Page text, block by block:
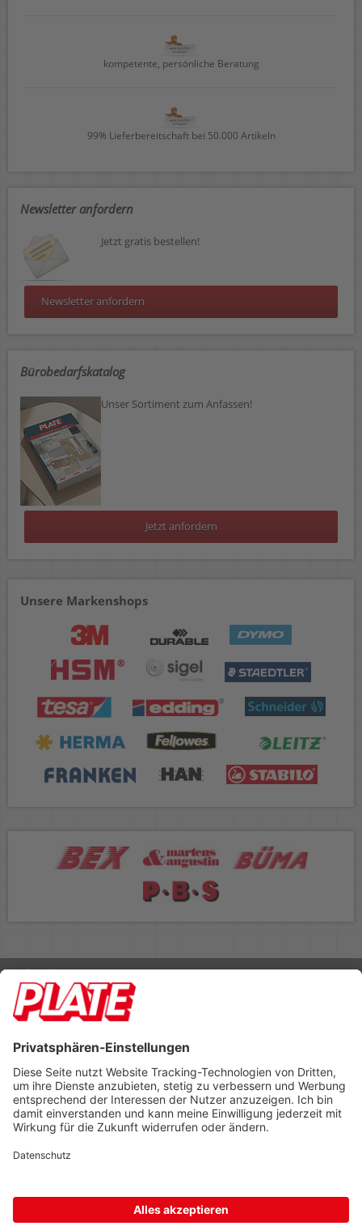
kompetente, persönliche Beratung
99% Lieferbereitschaft bei 50.000 Artikeln
Newsletter anfordern
Jetzt gratis bestellen!
Newsletter anfordern
Bürobedarfskatalog
Unser Sortiment zum Anfassen!
Jetzt anfordern
Unsere Markenshops
Rufen Sie uns an 04298 401-0
Lieferbedingungen Impressum
Footer anzeigen
PLATE Büromaterial Vertriebs GmbH
Hilligenwarf 5